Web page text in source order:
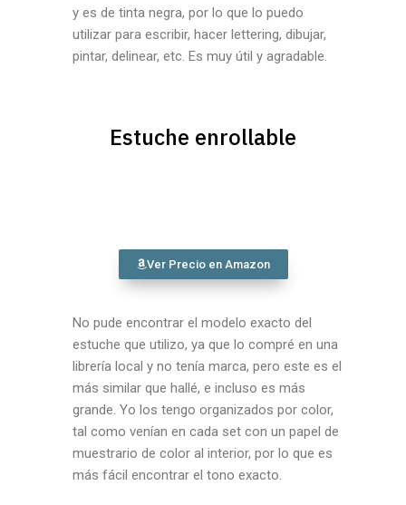
y es de tinta negra, por lo que lo puedo
utilizar para escribir, hacer lettering, dibujar,
pintar, delinear, etc. Es muy útil y agradable.
Estuche enrollable
Ver Precio en Amazon
No pude encontrar el modelo exacto del
estuche que utilizo, ya que lo compré en una
librería local y no tenía marca, pero este es el
más similar que hallé, e incluso es más
grande. Yo los tengo organizados por color,
tal como venían en cada set con un papel de
muestrario de color al interior, por lo que es
más fácil encontrar el tono exacto.